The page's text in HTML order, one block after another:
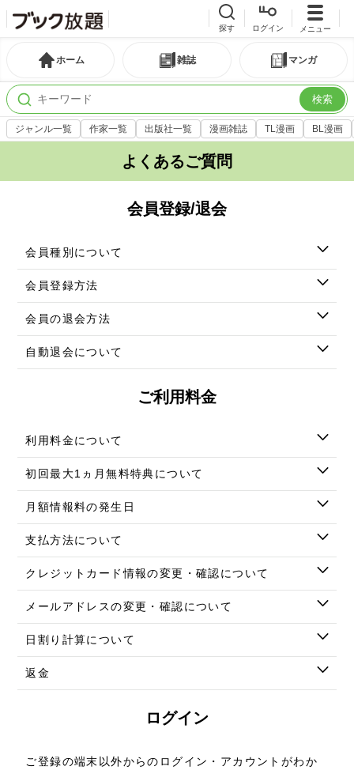
探す ログイン メニュー
ホーム 雑誌 マンガ
検索
ジャンル一覧 作家一覧 出版社一覧 漫画雑誌 TL漫画 BL漫画
よくあるご質問
会員登録/退会
会員種別について
会員登録方法
会員の退会方法
自動退会について
ご利用料金
利用料金について
初回最大1ヵ月無料特典について
月額情報料の発生日
支払方法について
クレジットカード情報の変更・確認について
メールアドレスの変更・確認について
日割り計算について
返金
ログイン
ご登録の端末以外からのログイン・アカウントがわか